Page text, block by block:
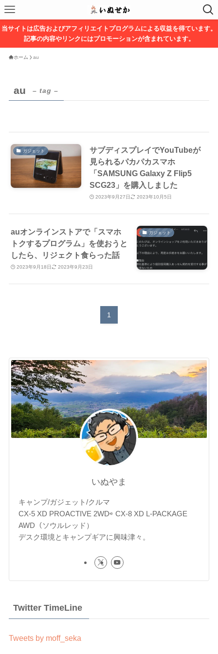
当サイトは広告およびアフィリエイトプログラムによる収益を得ています。
記事の内容やリンクにはプロモーションが含まれています。
ホーム au
au – tag –
ガジェット
サブディスプレイでYouTubeが
見られるパカパカスマホ
「SAMSUNG Galaxy Z Flip5
SCG23」を購入しました
2023年9月27日 2023年10月5日
ガジェット
auオンラインストアで「スマホ
トクするプログラム」を使おうと
したら、リジェクト食らった話
2023年9月18日 2023年9月23日
1
いぬやま
キャンプ/ガジェット/クルマ
CX-5 XD PROACTIVE 2WD⇨ CX-8 XD L-PACKAGE
AWD（ソウルレッド）
デスク環境とキャンプギアに興味津々。
Twitter TimeLine
Tweets by moff_seka